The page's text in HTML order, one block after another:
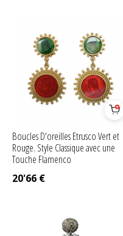
Boucles D'oreilles Etrusco Vert et
Rouge. Style Classique avec une
Touche Flamenco
20'66 €